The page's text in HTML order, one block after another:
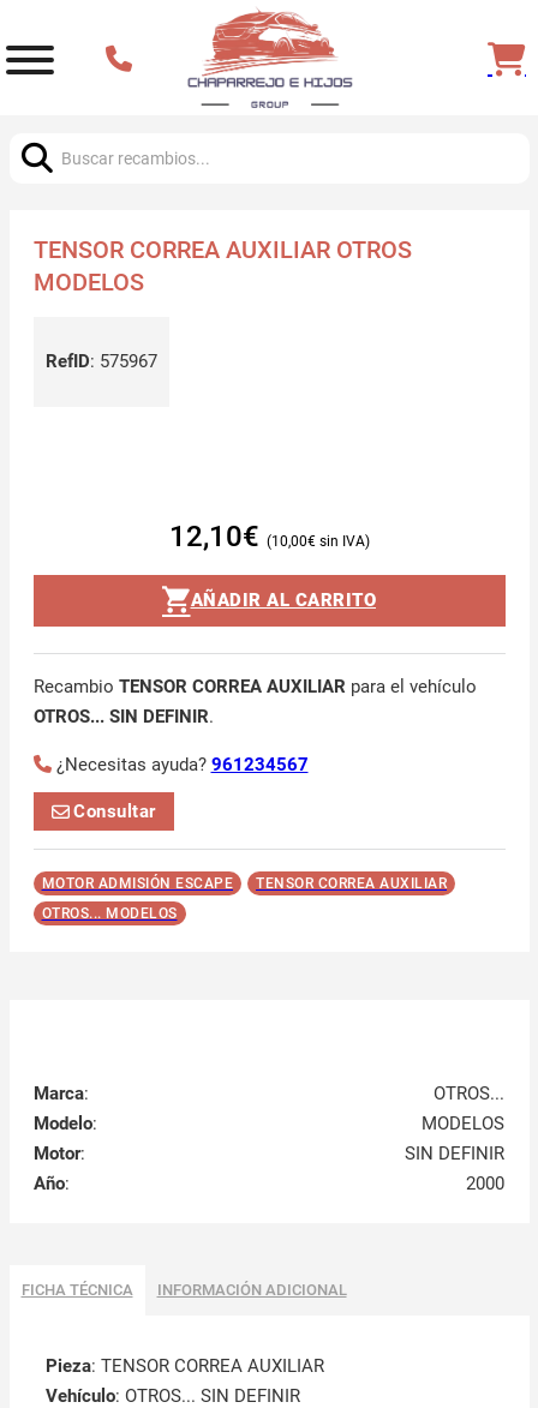
TENSOR CORREA AUXILIAR OTROS
MODELOS
RefID: 575967
12,10€ 10,00€
AÑADIR AL CARRITO
Recambio TENSOR CORREA AUXILIAR para el vehículo
OTROS... SIN DEFINIR.
¿Necesitas ayuda? 961234567
Consultar
MOTOR ADMISIÓN ESCAPE
TENSOR CORREA AUXILIAR
OTROS... MODELOS
Marca:
OTROS...
Modelo:
MODELOS
Motor:
SIN DEFINIR
Año: 2000
FICHA TÉCNICA INFORMACIÓN ADICIONAL
Pieza: TENSOR CORREA AUXILIAR
Vehículo: OTROS... SIN DEFINIR